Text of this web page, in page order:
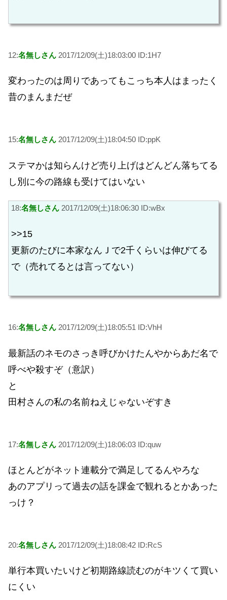
12:名無しさん 2017/12/09(土)18:03:00 ID:1H7
変わったのは周りであってもこっち本人はまったく
昔のまんまだぜ
15:名無しさん 2017/12/09(土)18:04:50 ID:ppK
ステマかは知らんけど売り上げはどんどん落ちてる
し別に今の路線も受けてはいない
18:名無しさん 2017/12/09(土)18:06:30 ID:wBx
>>15
更新のたびに本家なんＪで2千くらいは伸びてる
で（売れてるとは言ってない）
16:名無しさん 2017/12/09(土)18:05:51 ID:VhH
最新話のネモのさっき呼びかけたんやからあだ名で
呼べや殺すぞ（意訳）
と
田村さんの私の名前ねえじゃないぞすき
17:名無しさん 2017/12/09(土)18:06:03 ID:quw
ほとんどがネット連載分で満足してるんやろな
あのアプリって過去の話を課金で観れるとかあった
っけ？
20:名無しさん 2017/12/09(土)18:08:42 ID:RcS
単行本買いたいけど初期路線読むのがキツくて買い
にくい